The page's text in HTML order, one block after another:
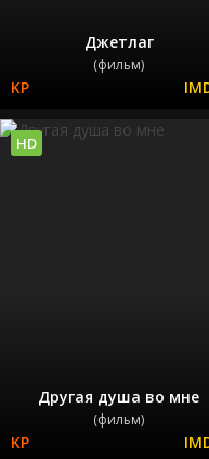
Джетлаг
(фильм)
Другая душа во мне
(фильм)
HD